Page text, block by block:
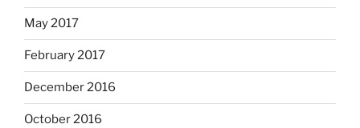
May 2017
February 2017
December 2016
October 2016